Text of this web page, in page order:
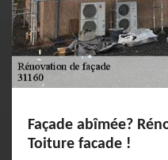
Façade abîmée?
Toiture facade !